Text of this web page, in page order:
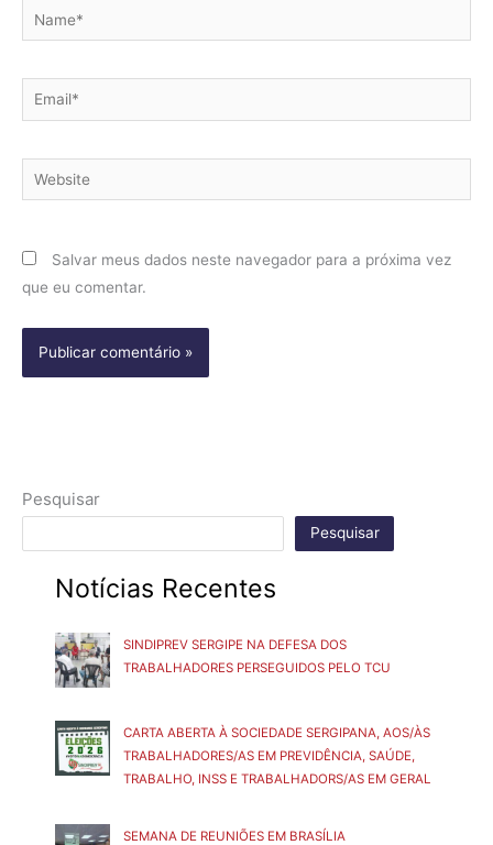
Name*
Email*
Website
Salvar meus dados neste navegador para a próxima vez
que eu comentar.
Pesquisar
Pesquisar
Notícias Recentes
SINDIPREV SERGIPE NA DEFESA DOS
TRABALHADORES PERSEGUIDOS PELO TCU
CARTA ABERTA À SOCIEDADE SERGIPANA, AOS/ÀS
TRABALHADORES/AS EM PREVIDÊNCIA, SAÚDE,
TRABALHO, INSS E TRABALHADORS/AS EM GERAL
SEMANA DE REUNIÕES EM BRASÍLIA